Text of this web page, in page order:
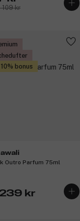
109 kr
bonus
Outro Parfum 75ml
kr